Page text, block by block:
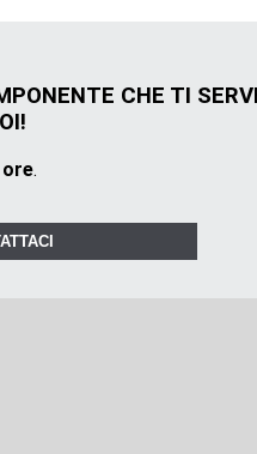
CHE TI
ore.